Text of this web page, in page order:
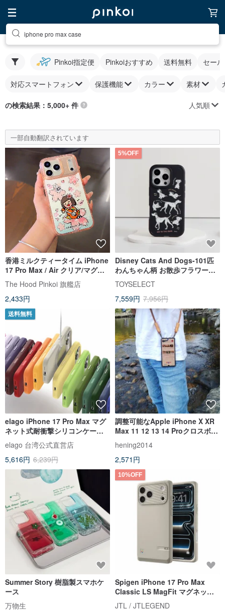
iphone pro max case
Pinkoi指定便 Pinkoiおすすめ 送料無料 セー
対応スマートフォン 保護機能 カラー 素材
の検索結果：5,000+ 件 人気順
一部自動翻訳されています
香港ミルクティータイム iPhone
17 Pro Max / Air クリア/マグネ
ット交換式スマホケース
The Hood Pinkoi 旗艦店
2,433円
5%OFF
Disney Cats And Dogs-101匹
わんちゃん柄 お散歩フラワーキ
ャニオン 強靭MagSafe iPhone
ケース
TOYSELECT
7,559円 7,956円
送料無料
elago iPhone 17 Pro Max マグ
ネット式耐衝撃シリコンケース
カメラボタン付き
elago 台湾公式直営店
5,616円 6,239円
調整可能なApple iPhone X XR
Max 11 12 13 14 Proクロスボデ
ィケース
hening2014
2,571円
Summer Story 樹脂製スマホケ
ース
万物生
10%OFF
Spigen iPhone 17 Pro Max
Classic LS MagFit マグネット
式 レトロ調 スマホケース
JTL / JTLEGEND